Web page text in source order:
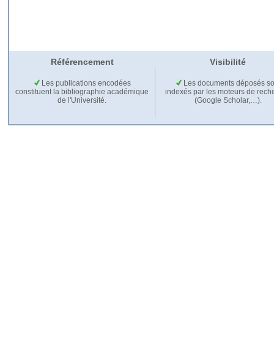
Référencement Visibilité
Les publications encodées
constituent la bibliographie académique
de l'Université.
Les documents déposés
indexés par les moteurs de
(Google Scholar,…).